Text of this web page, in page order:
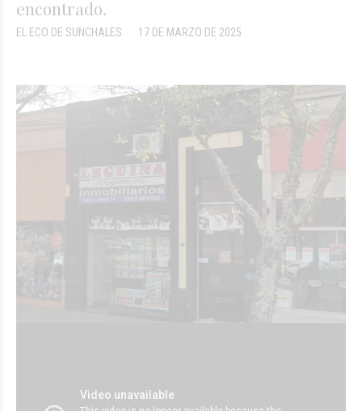
encontrado.
17 DE MARZO DE 2025
EL ECO DE SUNCHALES